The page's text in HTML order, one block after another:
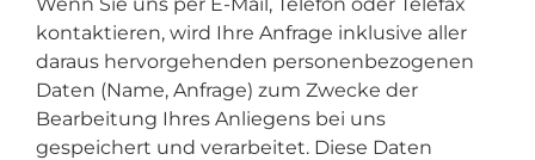
kontaktieren, wird Ihre Anfrage inklusive aller
daraus hervorgehenden personenbezogenen
Daten (Name, Anfrage) zum Zwecke der
Bearbeitung Ihres Anliegens bei uns
gespeichert und verarbeitet. Diese Daten